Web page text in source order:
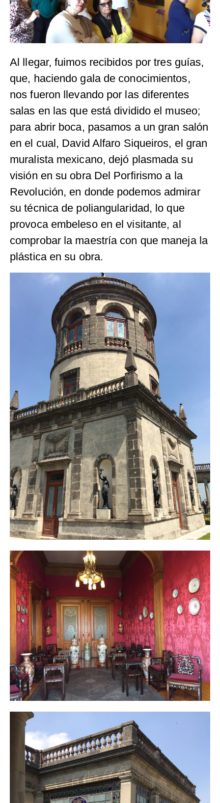
Al llegar, fuimos recibidos por tres guías,
que, haciendo gala de conocimientos,
nos fueron llevando por las diferentes
salas en las que está dividido el museo;
para abrir boca, pasamos a un gran salón
en el cual, David Alfaro Siqueiros, el gran
muralista mexicano, dejó plasmada su
visión en su obra Del Porfirismo a la
Revolución, en donde podemos admirar
su técnica de poliangularidad, lo que
provoca embeleso en el visitante, al
comprobar la maestría con que maneja la
plástica en su obra.